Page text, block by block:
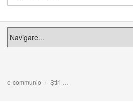
e-communio Știri